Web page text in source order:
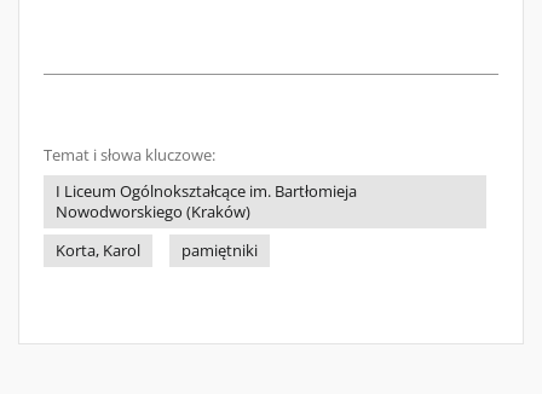
Temat i słowa kluczowe:
I Liceum Ogólnokształcące im. Bartłomieja
Nowodworskiego (Kraków)
Korta, Karol
pamiętniki